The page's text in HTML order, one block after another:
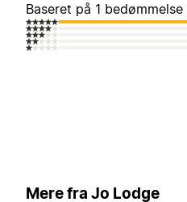
Baseret på 1 bedømmelse
Mere fra Jo Lodge